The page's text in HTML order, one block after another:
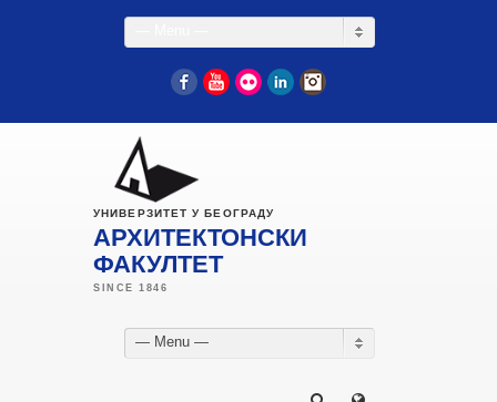
FacebookYouTube
Flickr LinkedIn
УНИВЕРЗИТЕТ У БЕОГРАДУ
АРХИТЕКТОНСКИ
ФАКУЛТЕТ
— Menu —